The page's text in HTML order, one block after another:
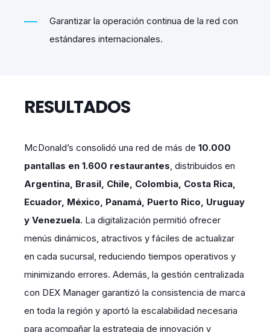
Garantizar la operación continua de la red con
estándares internacionales.
RESULTADOS
McDonald’s consolidó una red de más de 10.000
pantallas en 1.600 restaurantes , distribuidos en
Argentina, Brasil, Chile, Colombia, Costa Rica,
Ecuador, México, Panamá, Puerto Rico, Uruguay
y Venezuela. La digitalización permitió ofrecer
menús dinámicos, atractivos y fáciles de actualizar
en cada sucursal, reduciendo tiempos operativos y
minimizando errores. Además, la gestión centralizada
con DEX Manager garantizó la consistencia de marca
en toda la región y aportó la escalabilidad necesaria
para acompañar la estrategia de innovación y